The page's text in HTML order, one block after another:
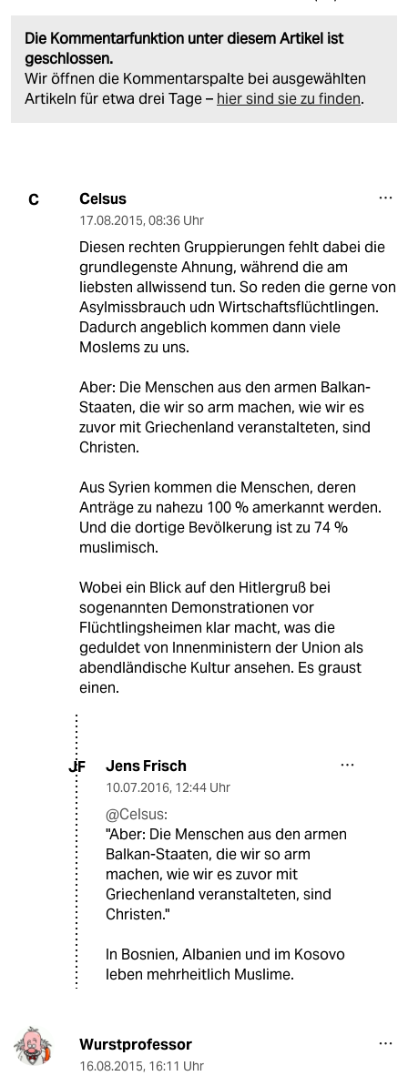
Die Kommentarfunktion unter diesem Artikel ist
geschlossen.
Wir öffnen die Kommentarspalte bei ausgewählten
Artikeln für etwa drei Tage – hier sind sie zu finden.
C Celsus
17.08.2015, 08:36 Uhr
Diesen rechten Gruppierungen fehlt dabei die
grundlegenste Ahnung, während die am
liebsten allwissend tun. So reden die gerne von
Asylmissbrauch udn Wirtschaftsflüchtlingen.
Dadurch angeblich kommen dann viele
Moslems zu uns.
Aber: Die Menschen aus den armen Balkan-
Staaten, die wir so arm machen, wie wir es
zuvor mit Griechenland veranstalteten, sind
Christen.
Aus Syrien kommen die Menschen, deren
Anträge zu nahezu 100 % amerkannt werden.
Und die dortige Bevölkerung ist zu 74 %
muslimisch.
Wobei ein Blick auf den Hitlergruß bei
sogenannten Demonstrationen vor
Flüchtlingsheimen klar macht, was die
geduldet von Innenministern der Union als
abendländische Kultur ansehen. Es graust
einen.
JF Jens Frisch
10.07.2016, 12:44 Uhr
@Celsus:
"Aber: Die Menschen aus den armen
Balkan-Staaten, die wir so arm
machen, wie wir es zuvor mit
Griechenland veranstalteten, sind
Christen."
In Bosnien, Albanien und im Kosovo
leben mehrheitlich Muslime.
Wurstprofessor
16.08.2015, 16:11 Uhr